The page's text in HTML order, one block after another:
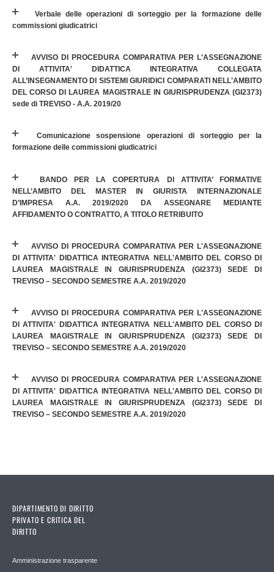
Verbale delle operazioni di sorteggio per la formazione delle
commissioni giudicatrici
AVVISO DI PROCEDURA COMPARATIVA PER L'ASSEGNAZIONE
DI ATTIVITA' DIDATTICA INTEGRATIVA COLLEGATA
ALL’INSEGNAMENTO DI SISTEMI GIURIDICI COMPARATI NELL'AMBITO
DEL CORSO DI LAUREA MAGISTRALE IN GIURISPRUDENZA (GI2373)
sede di TREVISO - A.A. 2019/20
Comunicazione sospensione operazioni di sorteggio per la
formazione delle commissioni giudicatrici
BANDO PER LA COPERTURA DI ATTIVITA’ FORMATIVE
NELL’AMBITO DEL MASTER IN GIURISTA INTERNAZIONALE
D’IMPRESA A.A. 2019/2020 DA ASSEGNARE MEDIANTE
AFFIDAMENTO O CONTRATTO, A TITOLO RETRIBUITO
AVVISO DI PROCEDURA COMPARATIVA PER L'ASSEGNAZIONE
DI ATTIVITA' DIDATTICA INTEGRATIVA NELL'AMBITO DEL CORSO DI
LAUREA MAGISTRALE IN GIURISPRUDENZA (GI2373) SEDE DI
TREVISO – SECONDO SEMESTRE A.A. 2019/2020
AVVISO DI PROCEDURA COMPARATIVA PER L'ASSEGNAZIONE
DI ATTIVITA' DIDATTICA INTEGRATIVA NELL'AMBITO DEL CORSO DI
LAUREA MAGISTRALE IN GIURISPRUDENZA (GI2373) SEDE DI
TREVISO – SECONDO SEMESTRE A.A. 2019/2020
AVVISO DI PROCEDURA COMPARATIVA PER L'ASSEGNAZIONE
DI ATTIVITA' DIDATTICA INTEGRATIVA NELL'AMBITO DEL CORSO DI
LAUREA MAGISTRALE IN GIURISPRUDENZA (GI2373) SEDE DI
TREVISO – SECONDO SEMESTRE A.A. 2019/2020
DIPARTIMENTO DI DIRITTO
PRIVATO E CRITICA DEL
DIRITTO
Amministrazione trasparente